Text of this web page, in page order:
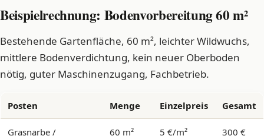
Beispielrechnung: Bodenvorbereitung 60 m²
Bestehende Gartenfläche, 60 m², leichter Wildwuchs,
mittlere Bodenverdichtung, kein neuer Oberboden
nötig, guter Maschinenzugang, Fachbetrieb.
Posten Menge Einzelpreis Gesamt
Grasnarbe /
60 m² 5 €/m² 300 €